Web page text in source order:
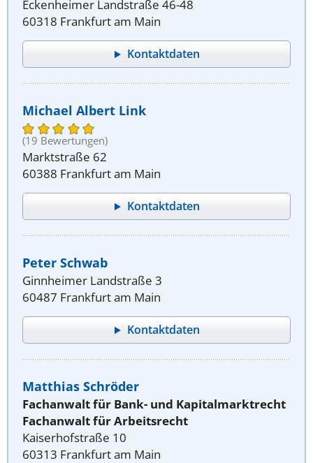
Eckenheimer Landstraße 46-48
60318 Frankfurt am Main
Kontaktdaten
Michael Albert Link
(19 Bewertungen)
Marktstraße 62
60388 Frankfurt am Main
Kontaktdaten
Peter Schwab
Ginnheimer Landstraße 3
60487 Frankfurt am Main
Kontaktdaten
Matthias Schröder
Fachanwalt für Bank- und Kapitalmarktrecht
Fachanwalt für Arbeitsrecht
Kaiserhofstraße 10
60313 Frankfurt am Main